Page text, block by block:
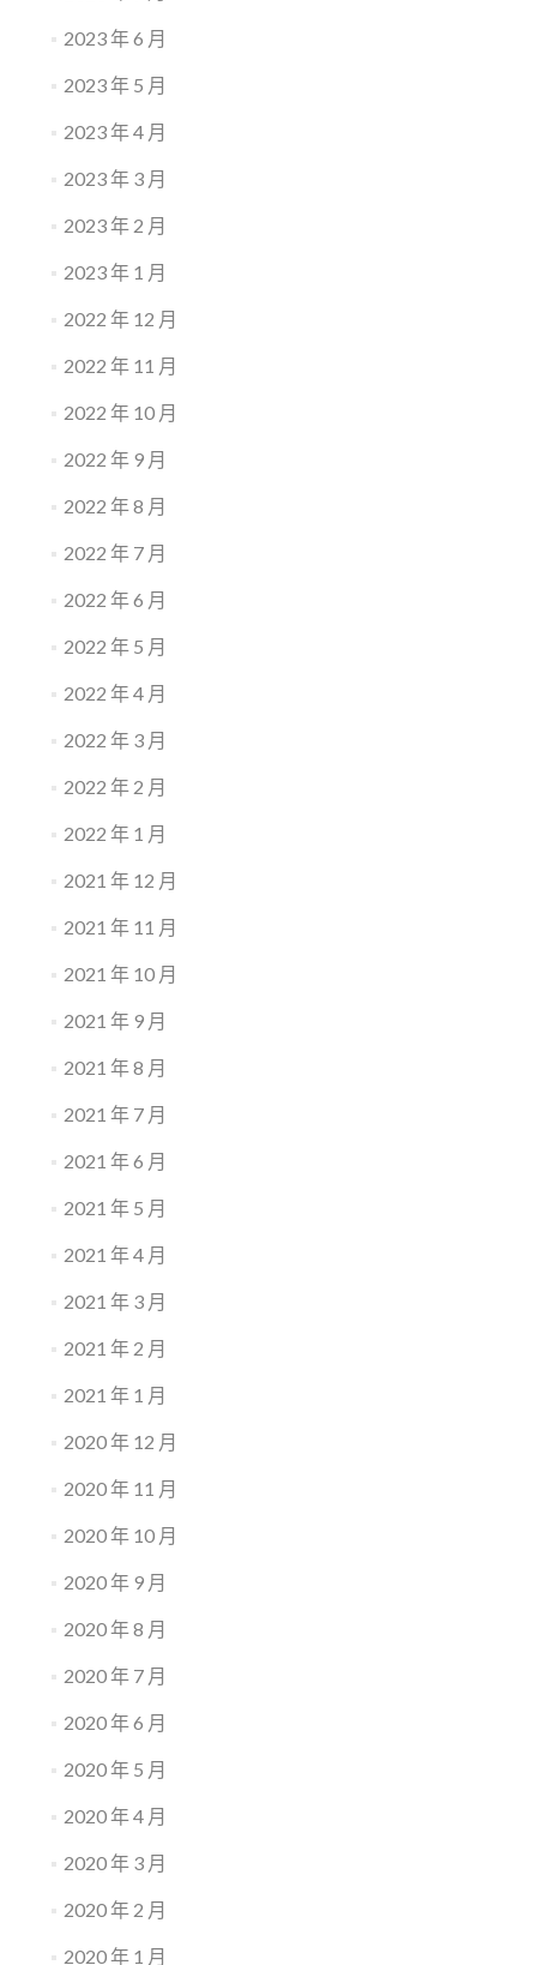
2023 年 6 月
2023 年 5 月
2023 年 4 月
2023 年 3 月
2023 年 2 月
2023 年 1 月
2022 年 12 月
2022 年 11 月
2022 年 10 月
2022 年 9 月
2022 年 8 月
2022 年 7 月
2022 年 6 月
2022 年 5 月
2022 年 4 月
2022 年 3 月
2022 年 2 月
2022 年 1 月
2021 年 12 月
2021 年 11 月
2021 年 10 月
2021 年 9 月
2021 年 8 月
2021 年 7 月
2021 年 6 月
2021 年 5 月
2021 年 4 月
2021 年 3 月
2021 年 2 月
2021 年 1 月
2020 年 12 月
2020 年 11 月
2020 年 10 月
2020 年 9 月
2020 年 8 月
2020 年 7 月
2020 年 6 月
2020 年 5 月
2020 年 4 月
2020 年 3 月
2020 年 2 月
2020 年 1 月